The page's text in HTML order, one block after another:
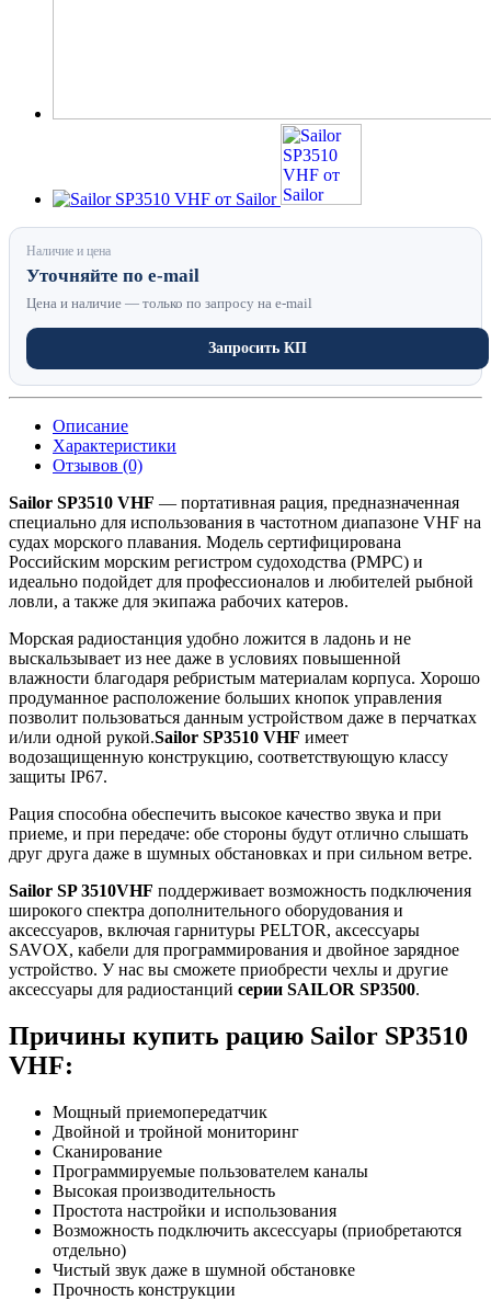
Наличие и цена
Уточняйте по e-mail
Цена и наличие — только по запросу на e-mail
Запросить КП
Описание
Характеристики
Отзывов (0)
Sailor SP3510 VHF — портативная рация, предназначенная
специально для использования в частотном диапазоне VHF на
судах морского плавания. Модель сертифицирована
Российским морским регистром судоходства (РМРС) и
идеально подойдет для профессионалов и любителей рыбной
ловли, а также для экипажа рабочих катеров.
Морская радиостанция удобно ложится в ладонь и не
выскальзывает из нее даже в условиях повышенной
влажности благодаря ребристым материалам корпуса. Хорошо
продуманное расположение больших кнопок управления
позволит пользоваться данным устройством даже в перчатках
и/или одной рукой.Sailor SP3510 VHF имеет
водозащищенную конструкцию, соответствующую классу
защиты IP67.
Рация способна обеспечить высокое качество звука и при
приеме, и при передаче: обе стороны будут отлично слышать
друг друга даже в шумных обстановках и при сильном ветре.
Sailor SP 3510VHF поддерживает возможность подключения
широкого спектра дополнительного оборудования и
аксессуаров, включая гарнитуры PELTOR, аксессуары
SAVOX, кабели для программирования и двойное зарядное
устройство. У нас вы сможете приобрести чехлы и другие
аксессуары для радиостанций серии SAILOR SP3500.
Причины купить рацию Sailor SP3510
VHF:
Мощный приемопередатчик
Двойной и тройной мониторинг
Сканирование
Программируемые пользователем каналы
Высокая производительность
Простота настройки и использования
Возможность подключить аксессуары (приобретаются
отдельно)
Чистый звук даже в шумной обстановке
Прочность конструкции